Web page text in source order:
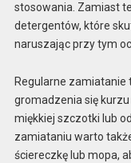
stosowania. Zamiast
detergentów, które
naruszając przy tym
Regularne zamiatanie
gromadzenia się
miękkiej szczotki lub
zamiataniu warto
ściereczkę lub mopa,